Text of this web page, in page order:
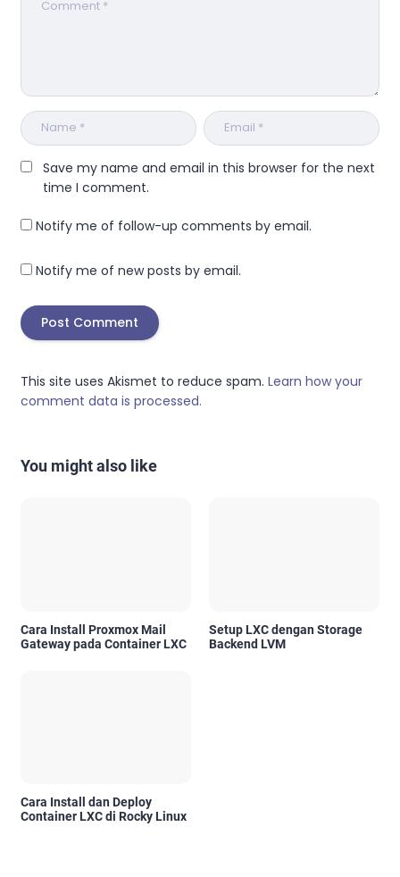
Save my name and email in this browser for the next
time I comment.
Notify me of follow-up comments by email.
Notify me of new posts by email.
This site uses Akismet to reduce spam. Learn how your
comment data is processed.
You might also like
Cara Install Proxmox Mail
Gateway pada Container LXC
Setup LXC dengan Storage
Backend LVM
Cara Install dan Deploy
Container LXC di Rocky Linux